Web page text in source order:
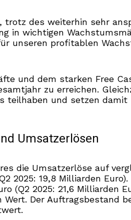
trotz des weiterhin sehr
in wichtigen
unseren profitablen
und dem starken Free
zu erreichen.
und setzen
Umsatzerlösen
die Umsatzerlöse auf
2025: 19,8 Milliarden
(Q2 2025: 21,6
Der Auftragsbestand